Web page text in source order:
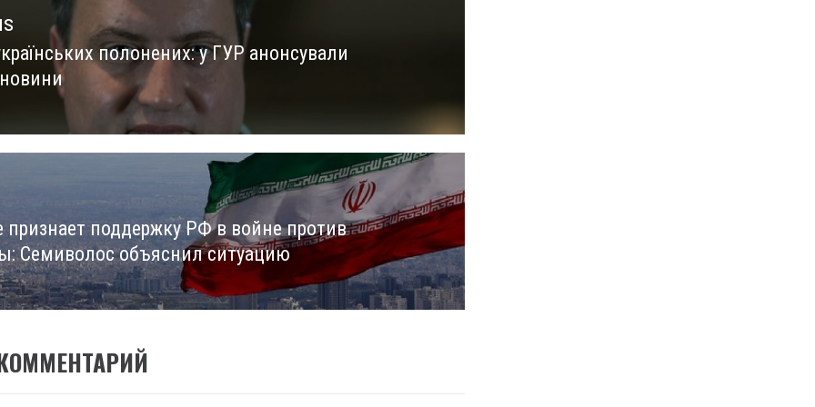
полонених: у ГУР анонсували
признает поддержку РФ в войне против
Семиволос объяснил ситуацию